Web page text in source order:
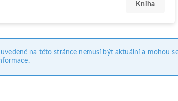
Kniha
na této stránce nemusí být aktuální a mohou